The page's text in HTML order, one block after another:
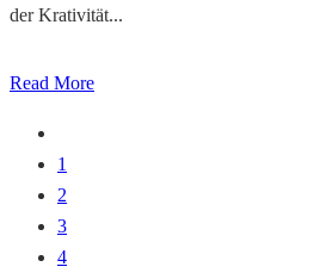
der Krativität...
Read More
1
2
3
4